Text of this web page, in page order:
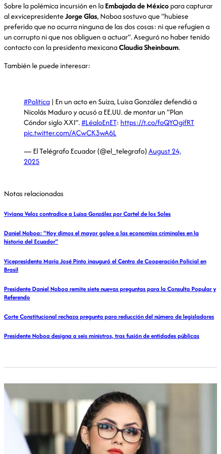
Sobre la polémica incursión en laEmbajada de Méxicopara capturar
al exvicepresidenteJorge Glas, Noboa sostuvo que “hubiese
preferido que no ocurra ninguna de las dos cosas: ni que refugien a
un corrupto ni que nos obliguen a actuar”. Aseguró no haber tenido
contacto con la presidenta mexicanaClaudia Sheinbaum.
También le puede interesar:
#Política | En un acto en Suiza, Luisa González defendió a
Nicolás Maduro y acusó a EE.UU. de montar un “Plan
Cóndor siglo XXI”.#LéaloEnET: https://t.co/foQYOgifRT
pic.twitter.com/ACwCK3wA6L
— El Telégrafo Ecuador (@el_telegrafo)August 24,
2025
Notas relacionadas
Viviana Veloz contradice a Luisa González por Cartel de los Soles
Daniel Noboa: "Hoy dimos el mayor golpe a las economías criminales en la
historia del Ecuador"
Vicepresidenta María José Pinto inauguró el Centro de Cooperación Policial en
Brasil
Presidente Daniel Noboa remite siete nuevas preguntas para la Consulta Popular y
Referendo
Corte Constitucional rechaza pregunta para reducción del número de legisladores
Presidente Noboa designa a seis ministros, tras fusión de entidades públicas